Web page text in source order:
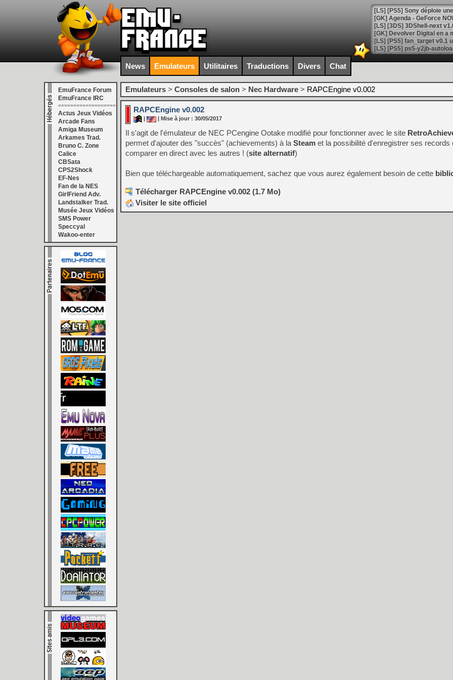
[GK] Agenda - GeForce
[GK] Devolver Digital en a
[LS] [PS5] ps5-y2jb-
[GK] Pourquoi Marvel
[GK] Test : Restory : Chill
[GK] GTA 6 : Rockstar
[GK] Hot Wheels Infinite
[GK] Mémoire cash -
[GK] Résultats Nintendo :
[GK] Déjà des
[Mo5] Brickboy cherche à
[GK] Minecraft et ses «
[GK] Beast of
[GK] Ubisoft : fin de partie
[GK] Mémoire cash -
[GK] Dan Houser (GTA)
[GK] Comment EA Sports
[GK] Crimson Moon : un
[GK] Isle of Reveries : le
[GK] Moonlighter 2 : The
[GK] Capcom relance
[Mo5] Deux inédits du
[GK] Le beat'em up The
[GK] Endless Legend 2 :
[LS] [PS5] Le WebKit
[GK] Oubliez Crazy Taxi,
[LS] [Switch] NSZ 5.0.0
[GK] No More Room in
News Emulateurs Utilitaires Traductions Divers Chat
EmuFrance Forum
EmuFrance IRC
===================
Actus Jeux Vidéos
Arcade Fans
Amiga Museum
Arkames Trad.
Bruno C. Zone
Calice
CBSata
CPS2Shock
EF-Nes
Fan de la NES
GirlFriend Adv.
Landstalker Trad.
Musée Jeux Vidéos
SMS Power
Speccyal
Wakoo-enter
Emulateurs > Consoles de salon > Nec Hardware > RAPCEngine v0.002
RAPCEngine v0.002
| Mise à jour : 30/05/2017
Il s'agit de l'émulateur de NEC PCengine Ootake modifié pour fonctionner avec le site
permet d'ajouter des "succès" (achievements) à la Steam et la possibilité d'enregistrer ses records
comparer en direct avec les autres ! (site alternatif)
Bien que téléchargeable automatiquement, sachez que vous aurez également besoin de cette
Télécharger RAPCEngine v0.002 (1.7 Mo)
Visiter le site officiel